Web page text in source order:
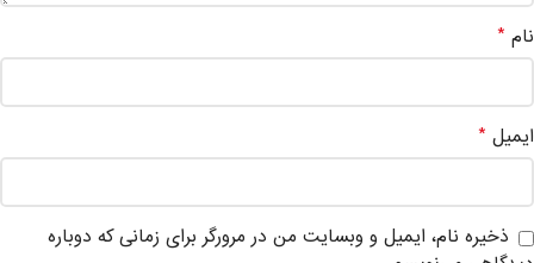
نام *
ایمیل *
ذخیره نام، ایمیل و وبسایت من در مرورگر برای زمانی که دوباره